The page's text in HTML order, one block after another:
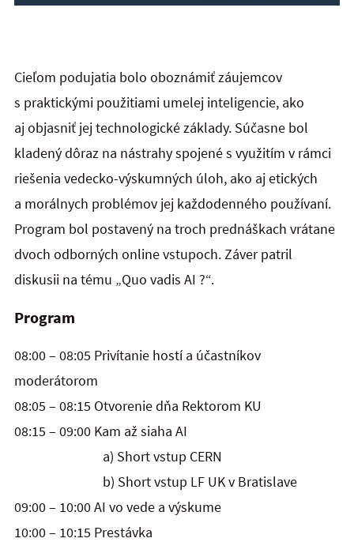
Cieľom podujatia bolo oboznámiť záujemcov
s praktickými použitiami umelej inteligencie, ako
aj objasniť jej technologické základy. Súčasne bol
kladený dôraz na nástrahy spojené s využitím v rámci
riešenia vedecko-výskumných úloh, ako aj etických
a morálnych problémov jej každodenného používaní.
Program bol postavený na troch prednáškach vrátane
dvoch odborných online vstupoch. Záver patril
diskusii na tému „Quo vadis AI ?“.
Program
08:00 – 08:05 Privítanie hostí a účastníkov
moderátorom
08:05 – 08:15 Otvorenie dňa Rektorom KU
08:15 – 09:00 Kam až siaha AI
a) Short vstup CERN
b) Short vstup LF UK v Bratislave
09:00 – 10:00 AI vo vede a výskume
10:00 – 10:15 Prestávka